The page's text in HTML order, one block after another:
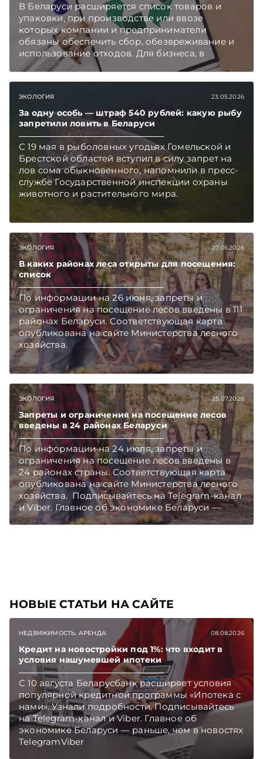
В Беларуси расширяется список товаров и
упаковки, при производстве или ввозе
которых компании и предприниматели
обязаны обеспечить сбор, обезвреживание и
использование отходов. Для бизнеса, в
процессе деятельности которого образуются
потенциальное увеличение затрат.
Подписывайтесь на Telegram‑канал и Viber.
Главное об экономике Беларуси — раньше,
чем в новостях TelegramViber
ЭКОЛОГИЯ 23.05.2026
За одну особь — штраф 540 рублей: какую рыбу
запретили ловить в Беларуси
С 19 мая в рыболовных угодьях Гомельской и
Брестской областей вступил в силу запрет на
лов сома обыкновенного, напомнили в пресс-
службе Государственной инспекции охраны
животного и растительного мира.
ЭКОЛОГИЯ 27.06.2026
В каких районах леса открыты для посещения:
список
По информации на 26 июня, запреты и
ограничения на посещение лесов введены в 111
районах Беларуси. Соответствующая карта
опубликована на сайте Министерства лесного
хозяйства.
ЭКОЛОГИЯ 25.07.2026
Запреты и ограничения на посещение лесов
введены в 24 районах Беларуси
По информации на 24 июля, запреты и
ограничения на посещение лесов введены в
24 районах страны. Соответствующая карта
опубликована на сайте Министерства лесного
хозяйства. Подписывайтесь на Telegram‑канал
и Viber. Главное об экономике Беларуси —
раньше, чем в новостях TelegramViber
НОВЫЕ СТАТЬИ НА САЙТЕ
НЕДВИЖИМОСТЬ. АРЕНДА 08.08.2026
Кредит на новостройки под 1%: что входит в
условия нашумевшей ипотеки
С 10 августа Беларусбанк расширяет условия
популярной кредитной программы «Ипотека с
нами». Узнали подробности. Подписывайтесь
на Telegram‑канал и Viber. Главное об
экономике Беларуси — раньше, чем в новостях
TelegramViber